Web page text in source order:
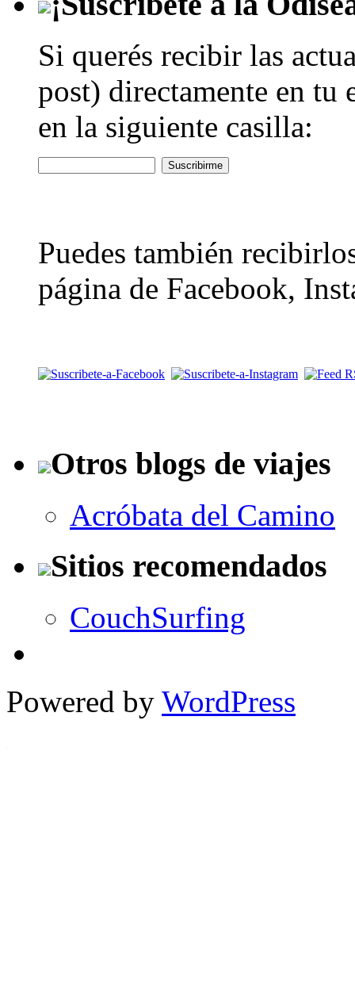
Si querés recibir las
post) directamente en
en la siguiente casilla:
Puedes también
página de Facebook,
Otros blogs de viajes
Acróbata del Camino
Sitios recomendados
CouchSurfing
Powered by WordPress